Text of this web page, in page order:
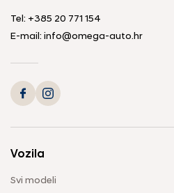
Tel: +385 20 771 154
E-mail: info@omega-auto.hr
Vozila
Svi modeli